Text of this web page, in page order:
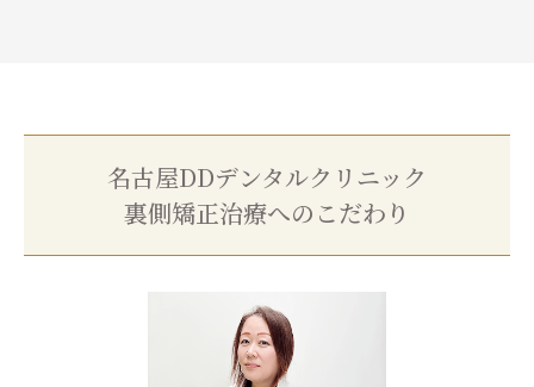
名古屋DDデンタルクリニック
裏側矯正治療へのこだわり